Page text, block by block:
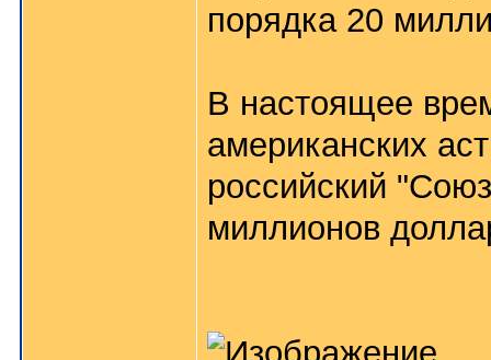
порядка 20
В настоящее
американских
российский
миллионов